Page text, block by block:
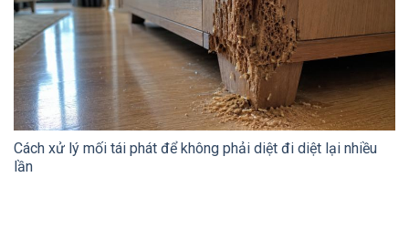
Cách xử lý mối tái phát để không phải diệt đi diệt lại nhiều
lần